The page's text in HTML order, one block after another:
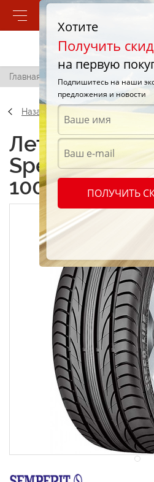
Позвонить
Главная / Semperit Speed Life
Назад
Летние шины
Speed Life
100Y
Хотите
Получить
на первую
Подпишитесь на наши
предложения и новости
ПОЛУЧИТЬ